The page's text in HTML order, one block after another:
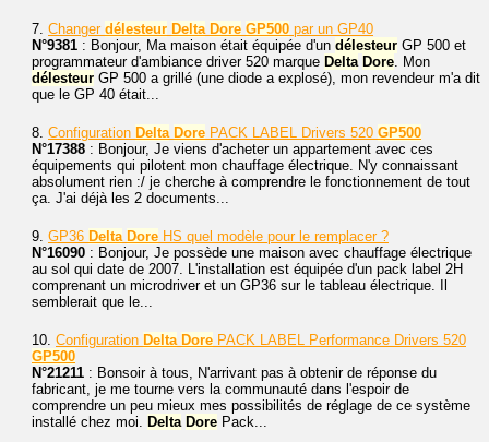
7. Changer délesteur Delta Dore GP500 par un GP40
N°9381 : Bonjour, Ma maison était équipée d'un délesteur GP 500 et
programmateur d'ambiance driver 520 marque Delta Dore. Mon
délesteur GP 500 a grillé (une diode a explosé), mon revendeur m'a dit
que le GP 40 était...
8. Configuration Delta Dore PACK LABEL Drivers 520 GP500
N°17388 : Bonjour, Je viens d'acheter un appartement avec ces
équipements qui pilotent mon chauffage électrique. N'y connaissant
absolument rien :/ je cherche à comprendre le fonctionnement de tout
ça. J'ai déjà les 2 documents...
9. GP36 Delta Dore HS quel modèle pour le remplacer ?
N°16090 : Bonjour, Je possède une maison avec chauffage électrique
au sol qui date de 2007. L'installation est équipée d'un pack label 2H
comprenant un microdriver et un GP36 sur le tableau électrique. Il
semblerait que le...
10. Configuration Delta Dore PACK LABEL Performance Drivers 520
GP500
N°21211 : Bonsoir à tous, N'arrivant pas à obtenir de réponse du
fabricant, je me tourne vers la communauté dans l'espoir de
comprendre un peu mieux mes possibilités de réglage de ce système
installé chez moi. Delta Dore Pack...